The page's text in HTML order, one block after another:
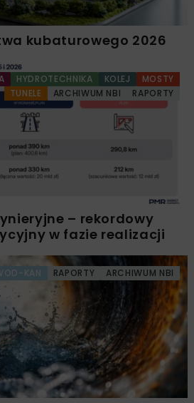
kubaturowego 2026
HYDROTECHNIKA KOLEJ
MOSTY
TUNELE
ARCHIWUM NBI RAPORTY
– rekordowy
w fazie realizacji
KAN RAPORTY ARCHIWUM NBI